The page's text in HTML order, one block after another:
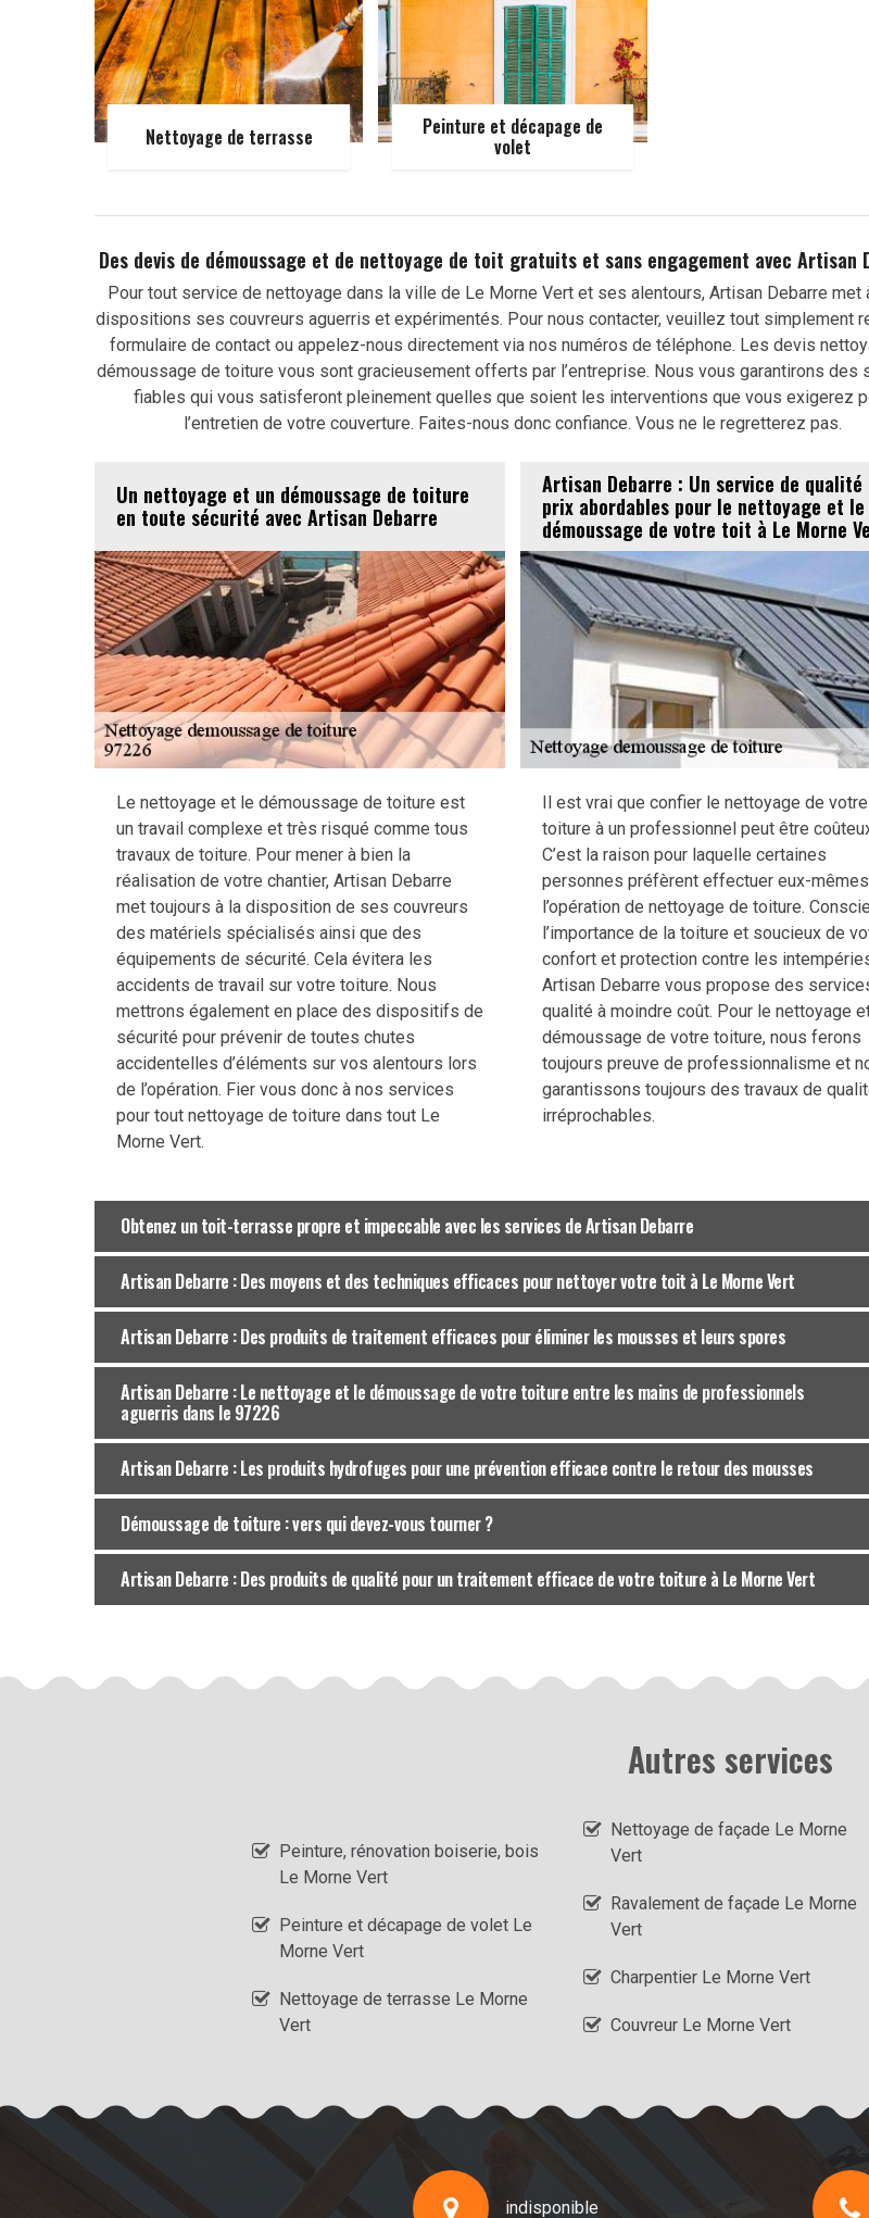
Nettoyage de terrasse Peinture et décapage de
volet
Des devis de démoussage et de nettoyage de toit gratuits et sans engagement avec Artisan
Pour tout service de nettoyage dans la ville de Le Morne Vert et ses alentours, Artisan Debarre met
dispositions ses couvreurs aguerris et expérimentés. Pour nous contacter, veuillez tout simplement
formulaire de contact ou appelez-nous directement via nos numéros de téléphone. Les devis
démoussage de toiture vous sont gracieusement offerts par l’entreprise. Nous vous garantirons des
fiables qui vous satisferont pleinement quelles que soient les interventions que vous exigerez
l’entretien de votre couverture. Faites-nous donc confiance. Vous ne le regretterez pas.
Un nettoyage et un démoussage de toiture
en toute sécurité avec Artisan Debarre
Le nettoyage et le démoussage de toiture est
un travail complexe et très risqué comme tous
travaux de toiture. Pour mener à bien la
réalisation de votre chantier, Artisan Debarre
met toujours à la disposition de ses couvreurs
des matériels spécialisés ainsi que des
équipements de sécurité. Cela évitera les
accidents de travail sur votre toiture. Nous
mettrons également en place des dispositifs de
sécurité pour prévenir de toutes chutes
accidentelles d’éléments sur vos alentours lors
de l’opération. Fier vous donc à nos services
pour tout nettoyage de toiture dans tout Le
Morne Vert.
Artisan Debarre : Un service de qualité
prix abordables pour le nettoyage et le
démoussage de votre toit à Le Morne
Il est vrai que confier le nettoyage de votre
toiture à un professionnel peut être
C’est la raison pour laquelle certaines
personnes préfèrent effectuer eux-mêmes
l’opération de nettoyage de toiture.
l’importance de la toiture et soucieux de
confort et protection contre les
Artisan Debarre vous propose des
qualité à moindre coût. Pour le nettoyage
démoussage de votre toiture, nous ferons
toujours preuve de professionnalisme et
garantissons toujours des travaux de
irréprochables.
Obtenez un toit-terrasse propre et impeccable avec les services de Artisan Debarre
Artisan Debarre : Des moyens et des techniques efficaces pour nettoyer votre toit à Le Morne Vert
Artisan Debarre : Des produits de traitement efficaces pour éliminer les mousses et leurs spores
Artisan Debarre : Le nettoyage et le démoussage de votre toiture entre les mains de professionnels
aguerris dans le 97226
Artisan Debarre : Les produits hydrofuges pour une prévention efficace contre le retour des mousses
Démoussage de toiture : vers qui devez-vous tourner ?
Artisan Debarre : Des produits de qualité pour un traitement efficace de votre toiture à Le Morne Vert
Autres services
Peinture, rénovation boiserie, bois
Le Morne Vert
Peinture et décapage de volet Le
Morne Vert
Nettoyage de terrasse Le Morne
Vert
Nettoyage de façade Le Morne
Vert
Ravalement de façade Le Morne
Vert
Charpentier Le Morne Vert
Couvreur Le Morne Vert
indisponible